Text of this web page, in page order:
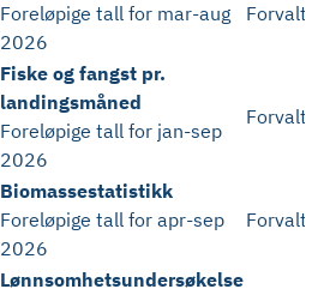
Foreløpige tall for mar-aug
2026
Fiske og fangst pr.
landingsmåned
Foreløpige tall for jan-sep
2026
Biomassestatistikk
Foreløpige tall for apr-sep
2026
Lønnsomhetsundersøkelse